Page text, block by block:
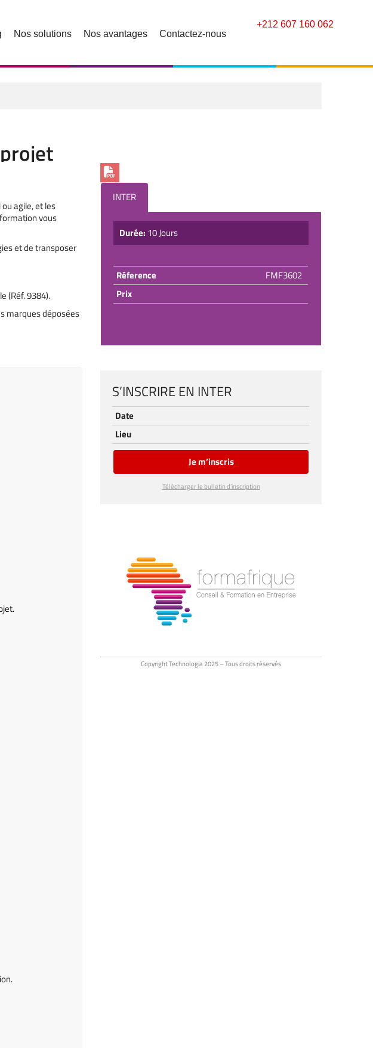
+212 607 160 062
Nos solutions Nos avantages Contactez-nous
agile, et les
vous
et de transposer
(Réf. 9384).
marques déposées
INTER
Durée: 10 Jours
Réference
FMF3602
Prix
S’INSCRIRE EN INTER
Date
Lieu
Je m’inscris
Télécharger le bulletin d’inscription
Copyright Technologia 2025 – Tous droits réservés